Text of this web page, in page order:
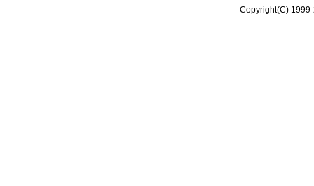
Copyright(C)